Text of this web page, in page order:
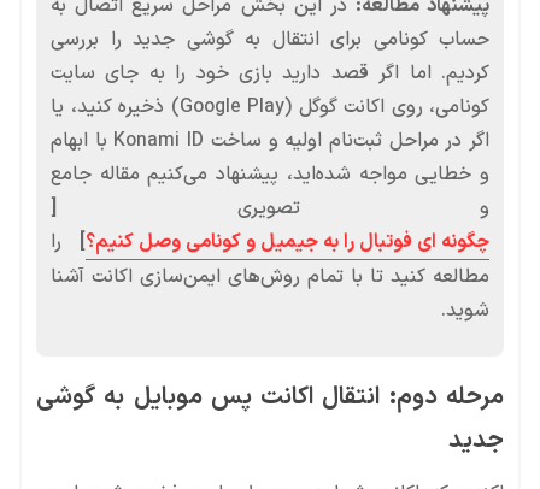
حساب کونامی برای انتقال به گوشی جدید را بررسی
کردیم. اما اگر قصد دارید بازی خود را به جای سایت
کونامی، روی اکانت گوگل (Google Play) ذخیره کنید، یا
اگر در مراحل ثبت‌نام اولیه و ساخت Konami ID با ابهام
و خطایی مواجه شده‌اید، پیشنهاد می‌کنیم مقاله جامع
و تصویری
[
چگونه ای فوتبال را به جیمیل و کونامی وصل کنیم؟]
را
مطالعه کنید تا با تمام روش‌های ایمن‌سازی اکانت آشنا
شوید.
مرحله دوم: انتقال اکانت پس موبایل به گوشی
جدید